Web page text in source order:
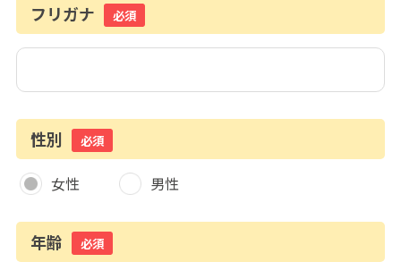
フリガナ 必須
性別 必須
女性 男性
年齢 必須